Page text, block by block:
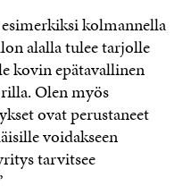
kolmannella
alalla tulee tarjolle
kovin epätavallinen
Olen myös
ovat perustaneet
voidakseen
tarvitsee